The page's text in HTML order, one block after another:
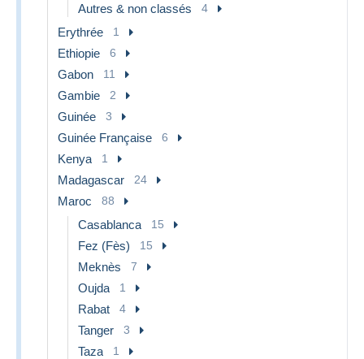
Autres & non classés 4
Erythrée 1
Ethiopie 6
Gabon 11
Gambie 2
Guinée 3
Guinée Française 6
Kenya 1
Madagascar 24
Maroc 88
Casablanca 15
Fez (Fès) 15
Meknès 7
Oujda 1
Rabat 4
Tanger 3
Taza 1